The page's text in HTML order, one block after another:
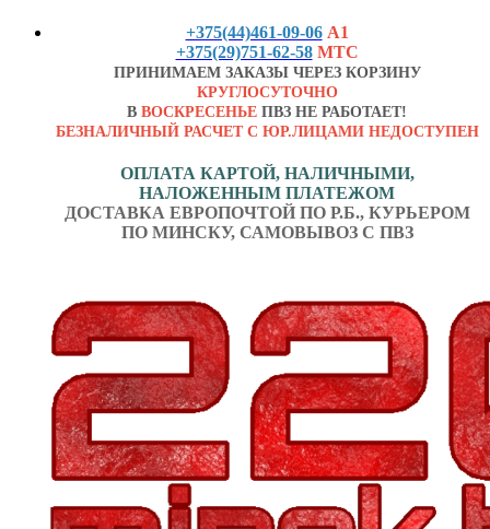
+375(44)461-09-06 А1
+375(29)751-62-58 МТС
ПРИНИМАЕМ ЗАКАЗЫ ЧЕРЕЗ КОРЗИНУ
КРУГЛОСУТОЧНО
В ВОСКРЕСЕНЬЕ ПВЗ НЕ РАБОТАЕТ!
БЕЗНАЛИЧНЫЙ РАСЧЕТ С ЮР.ЛИЦАМИ НЕДОСТУПЕН
ОПЛАТА КАРТОЙ, НАЛИЧНЫМИ,
НАЛОЖЕННЫМ ПЛАТЕЖОМ
ДОСТАВКА ЕВРОПОЧТОЙ ПО Р.Б., КУРЬЕРОМ
ПО МИНСКУ, САМОВЫВОЗ С ПВЗ